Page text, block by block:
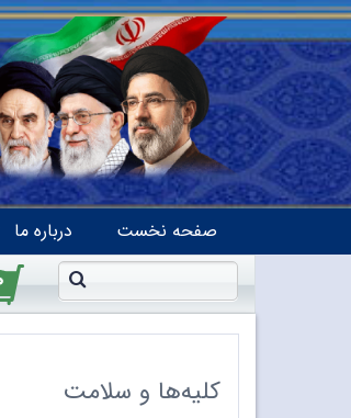
صفحه نخست درباره ما
کلیه‌ها و سلامت